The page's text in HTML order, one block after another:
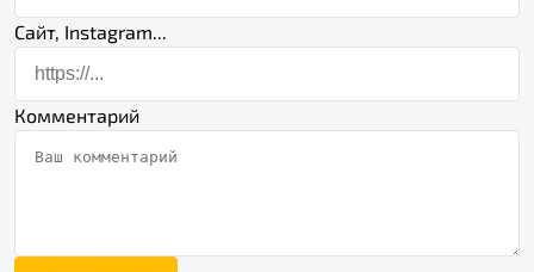
Сайт, Instagram...
Комментарий